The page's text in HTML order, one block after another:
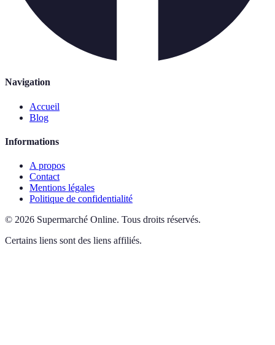
Navigation
Accueil
Blog
Informations
A propos
Contact
Mentions légales
Politique de confidentialité
© 2026 Supermarché Online. Tous droits réservés.
Certains liens sont des liens affiliés.